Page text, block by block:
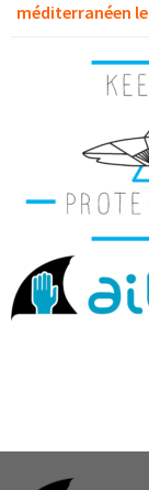
méditerranéen